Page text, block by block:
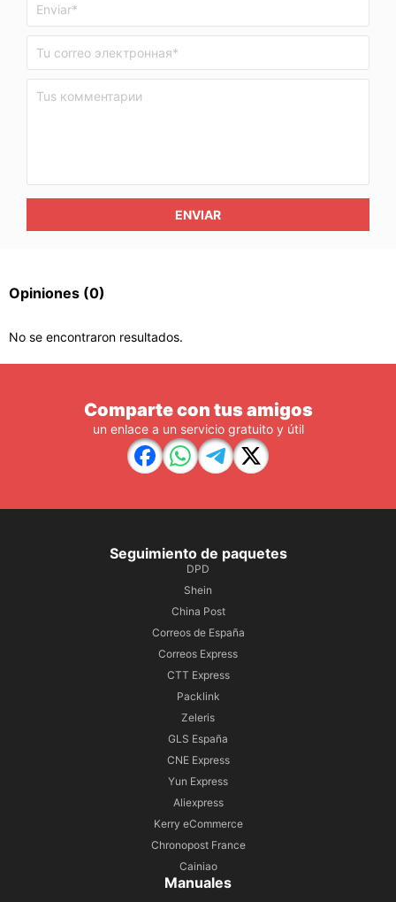
ENVIAR
Opiniones (0)
No se encontraron resultados.
Comparte con tus amigos
un enlace a un servicio gratuito y útil
Seguimiento de paquetes
DPD
Shein
China Post
Correos de España
Correos Express
CTT Express
Packlink
Zeleris
GLS España
CNE Express
Yun Express
Aliexpress
Kerry eCommerce
Chronopost France
Cainiao
Manuales